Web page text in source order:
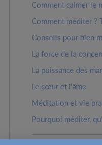
Comment calmer le
Comment méditer ?
Conseils pour bien
La force de la
La puissance des
Le cœur et l'âme
Méditation et vie
Pourquoi méditer,